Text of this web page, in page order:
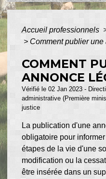
Accueil professionnels
> Comment publier
COMMENT
ANNONCE
Vérifié le 02 Jan 2023 -
administrative (Première
justice
La publication d'une
obligatoire pour
étapes de la vie d'une
modification ou la
être insérée dans un